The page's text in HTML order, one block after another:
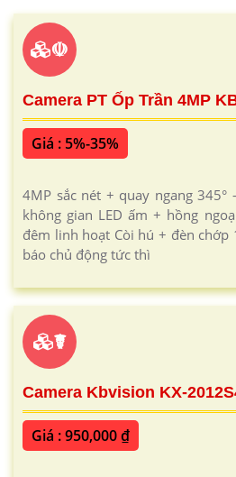
☫
Camera PT Ốp Trần 4MP
Giá : 5%-35%
4MP sắc nét + quay ngang
không gian LED ấm + hồng
đêm linh hoạt Còi hú + đèn chớp
báo chủ động tức thì
☤
Camera Kbvision KX-
Giá : 950,000 ₫